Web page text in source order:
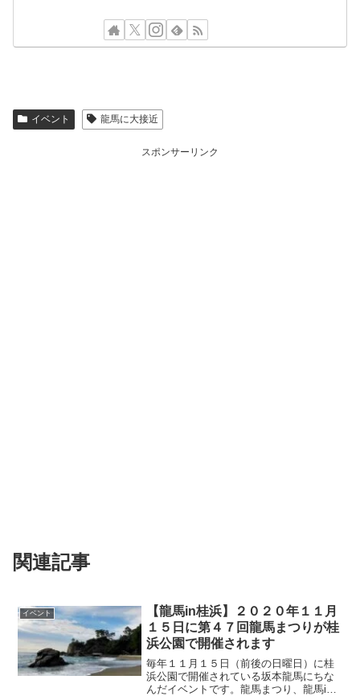
イベント 龍馬に大接近
スポンサーリンク
関連記事
イベント
【龍馬in桂浜】２０２０年１１月
１５日に第４７回龍馬まつりが桂
浜公園で開催されます
毎年１１月１５日（前後の日曜日）に桂
浜公園で開催されている坂本龍馬にちな
んだイベントです。龍馬まつり、龍馬in